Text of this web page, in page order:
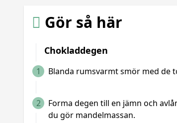
Gör så här
Chokladdegen
1 Blanda rumsvarmt smör med de
2
Forma degen till en jämn och
du gör mandelmassan.